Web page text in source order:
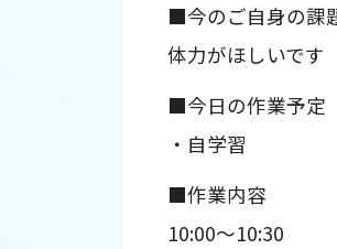
■今のご自身の課
体力がほしいです
■今日の作業予定
・自学習
■作業内容
10:00～10:30